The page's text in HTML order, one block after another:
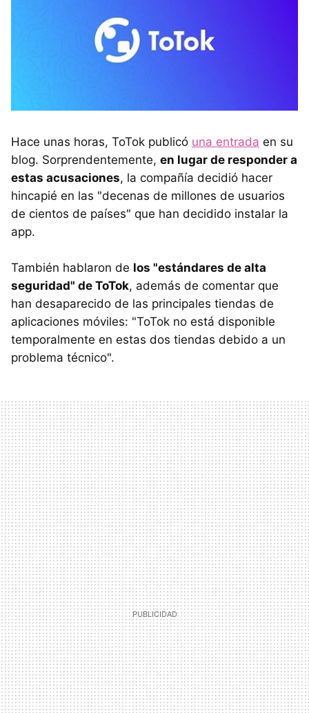
Hace unas horas, ToTok publicó una entrada en su
blog. Sorprendentemente, en lugar de responder a
estas acusaciones, la compañía decidió hacer
hincapié en las "decenas de millones de usuarios
de cientos de países" que han decidido instalar la
app.
También hablaron de los "estándares de alta
seguridad" de ToTok, además de comentar que
han desaparecido de las principales tiendas de
aplicaciones móviles: "ToTok no está disponible
temporalmente en estas dos tiendas debido a un
problema técnico".